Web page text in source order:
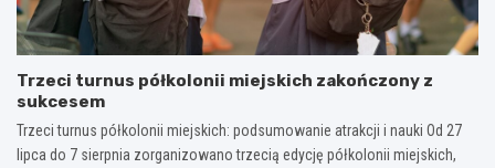
Trzeci turnus półkolonii miejskich zakończony z
sukcesem
Trzeci turnus półkolonii miejskich: podsumowanie atrakcji i nauki Od 27
lipca do 7 sierpnia zorganizowano trzecią edycję półkolonii miejskich,